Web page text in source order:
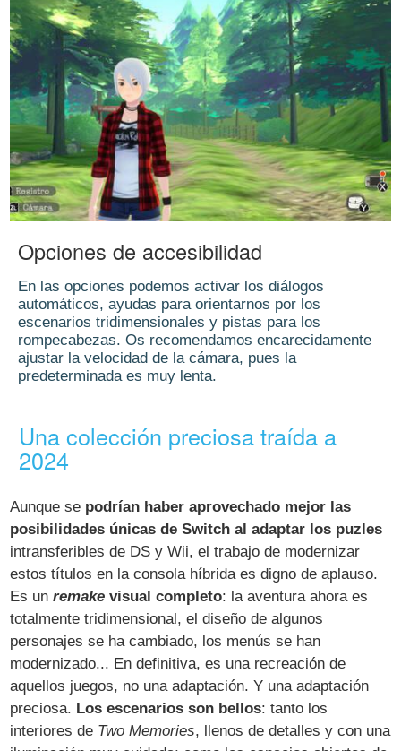
Opciones de accesibilidad
En las opciones podemos activar los diálogos
automáticos, ayudas para orientarnos por los
escenarios tridimensionales y pistas para los
rompecabezas. Os recomendamos encarecidamente
ajustar la velocidad de la cámara, pues la
predeterminada es muy lenta.
Una colección preciosa traída a
2024
Aunque se podrían haber aprovechado mejor las
posibilidades únicas de Switch al adaptar los puzles
intransferibles de DS y Wii, el trabajo de modernizar
estos títulos en la consola híbrida es digno de aplauso.
Es unremake visual completo: la aventura ahora es
totalmente tridimensional, el diseño de algunos
personajes se ha cambiado, los menús se han
modernizado... En definitiva, es una recreación de
aquellos juegos, no una adaptación. Y una adaptación
preciosa. Los escenarios son bellos: tanto los
interiores de Two Memories, llenos de detalles y con una